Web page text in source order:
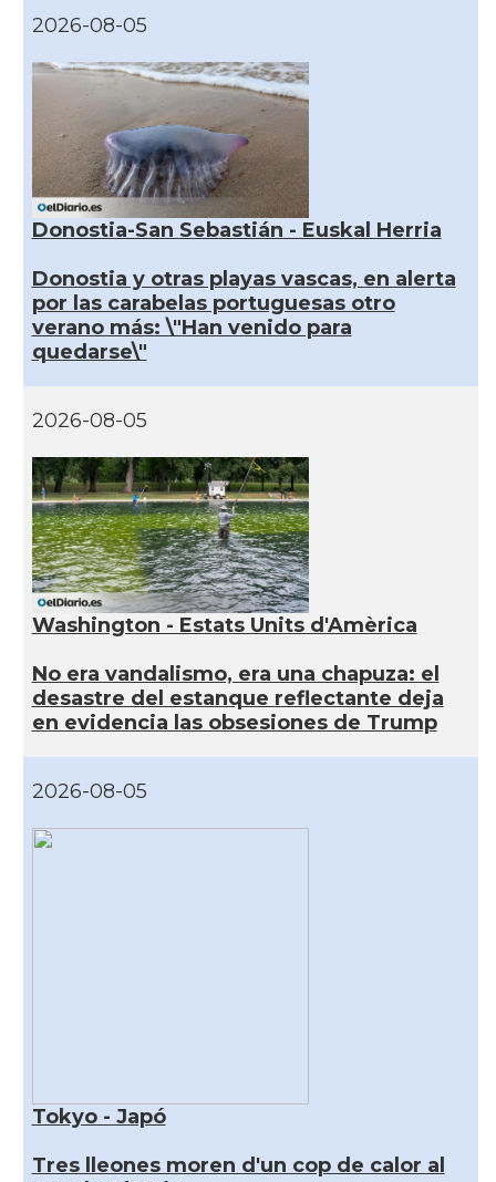
2026-08-05
Donostia-San Sebastián - Euskal Herria
Donostia y otras playas vascas, en alerta
por las carabelas portuguesas otro
verano más: \"Han venido para
quedarse\"
2026-08-05
Washington - Estats Units d'Amèrica
No era vandalismo, era una chapuza: el
desastre del estanque reflectante deja
en evidencia las obsesiones de Trump
2026-08-05
Tokyo - Japó
Tres lleones moren d'un cop de calor al